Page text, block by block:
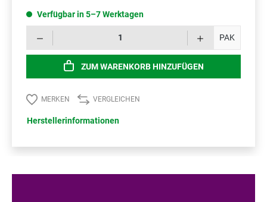
Verfügbar in 5–7 Werktagen
PAK
ZUM WARENKORB HINZUFÜGEN
MERKEN VERGLEICHEN
Herstellerinformationen